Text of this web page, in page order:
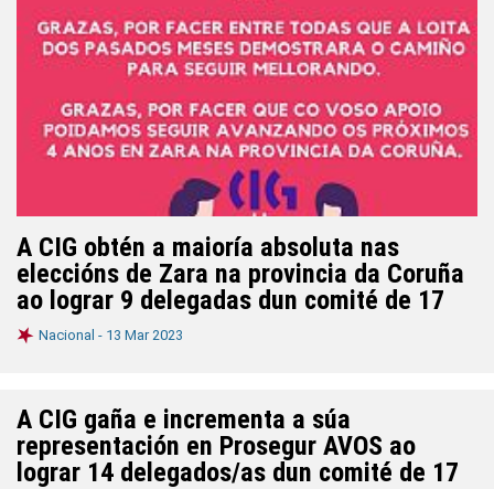
A CIG obtén a maioría absoluta nas
eleccións de Zara na provincia da Coruña
ao lograr 9 delegadas dun comité de 17
Nacional - 13 Mar 2023
A CIG gaña e incrementa a súa
representación en Prosegur AVOS ao
lograr 14 delegados/as dun comité de 17